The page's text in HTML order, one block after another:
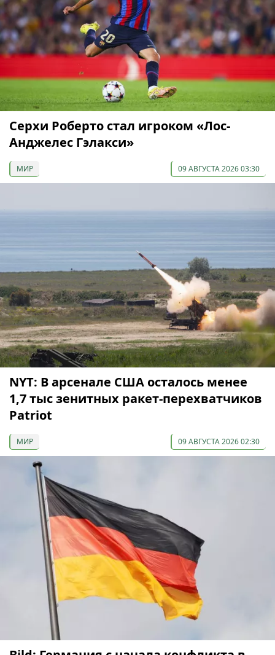
Серхи Роберто стал игроком «Лос-
Анджелес Гэлакси»
МИР 09 АВГУСТА 2026 03:30
NYT: В арсенале США осталось менее
1,7 тыс зенитных ракет-перехватчиков
Patriot
МИР 09 АВГУСТА 2026 02:30